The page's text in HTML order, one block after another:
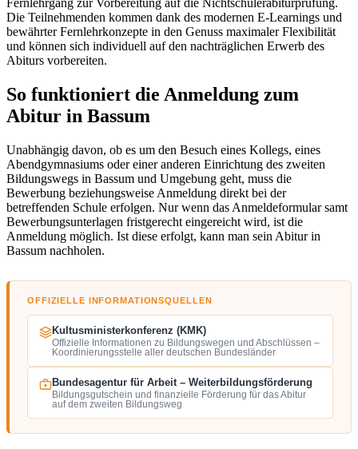
Die Teilnehmenden kommen dank des modernen E-Learnings und
bewährter Fernlehrkonzepte in den Genuss maximaler Flexibilität
und können sich individuell auf den nachträglichen Erwerb des
Abiturs vorbereiten.
So funktioniert die Anmeldung zum
Abitur in Bassum
Unabhängig davon, ob es um den Besuch eines Kollegs, eines
Abendgymnasiums oder einer anderen Einrichtung des zweiten
Bildungswegs in Bassum und Umgebung geht, muss die
Bewerbung beziehungsweise Anmeldung direkt bei der
betreffenden Schule erfolgen. Nur wenn das Anmeldeformular samt
Bewerbungsunterlagen fristgerecht eingereicht wird, ist die
Anmeldung möglich. Ist diese erfolgt, kann man sein Abitur in
Bassum nachholen.
OFFIZIELLE INFORMATIONSQUELLEN
Kultusministerkonferenz (KMK)
Offizielle Informationen zu Bildungswegen und Abschlüssen –
Koordinierungsstelle aller deutschen Bundesländer
Bundesagentur für Arbeit – Weiterbildungsförderung
Bildungsgutschein und finanzielle Förderung für das Abitur
auf dem zweiten Bildungsweg